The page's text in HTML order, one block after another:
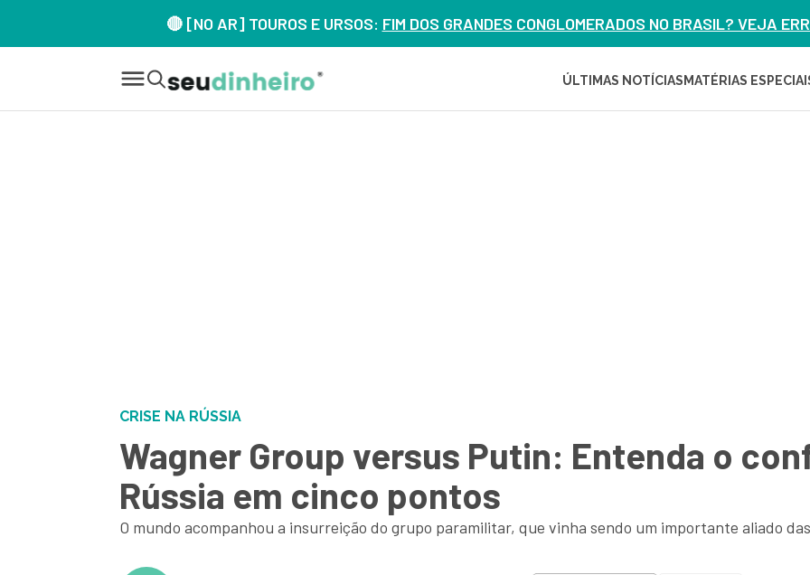
🔴 [NO AR] TOUROS E URSOS: FIM DOS GRANDES CONGLOMERADOS NO BRASIL? VEJA
ÚLTIMAS NOTÍCIAS MATÉRIAS
CRISE NA RÚSSIA
Wagner Group versus Putin: Entenda o
Rússia em cinco pontos
O mundo acompanhou a insurreição do grupo paramilitar, que vinha sendo um importante aliado